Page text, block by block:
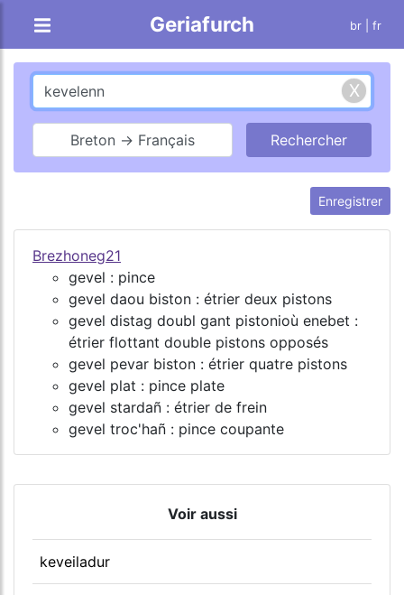
Geriafurch br | fr
Breton → Français
Enregistrer
Brezhoneg21
gevel : pince
gevel daou biston : étrier deux pistons
gevel distag doubl gant pistonioù enebet :
étrier flottant double pistons opposés
gevel pevar biston : étrier quatre pistons
gevel plat : pince plate
gevel stardañ : étrier de frein
gevel troc'hañ : pince coupante
Voir aussi
keveiladur